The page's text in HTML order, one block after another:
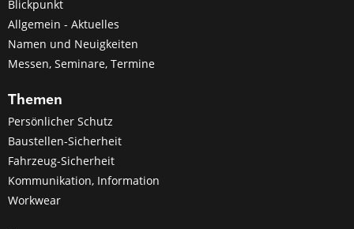
Blickpunkt
Allgemein - Aktuelles
Namen und Neuigkeiten
Messen, Seminare, Termine
Themen
Persönlicher Schutz
Baustellen-Sicherheit
Fahrzeug-Sicherheit
Kommunikation, Information
Workwear